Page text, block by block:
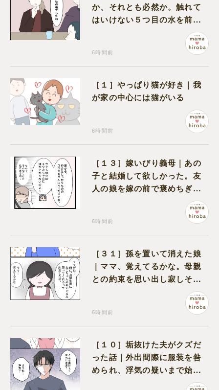
か、それとも必然か。触れて
はいけない５つ目の水を前に
6時間前
［１］やっぱり猫が好き｜我
が家の中心には猫がいる
6時間前
［１３］嫁いびり義母｜あの
子と結婚して欲しかった。友
人の娘を嫁の前で褒めちぎる
6時間前
［３１］孫を置いて消えた娘
｜ママ、覚えてるかな。母親
との約束を思い出し寂しそう
6時間前
［１０］垢抜けた夫がクズだ
った話｜外出間際に服装を咎
められ、浮気の疑いまで始め